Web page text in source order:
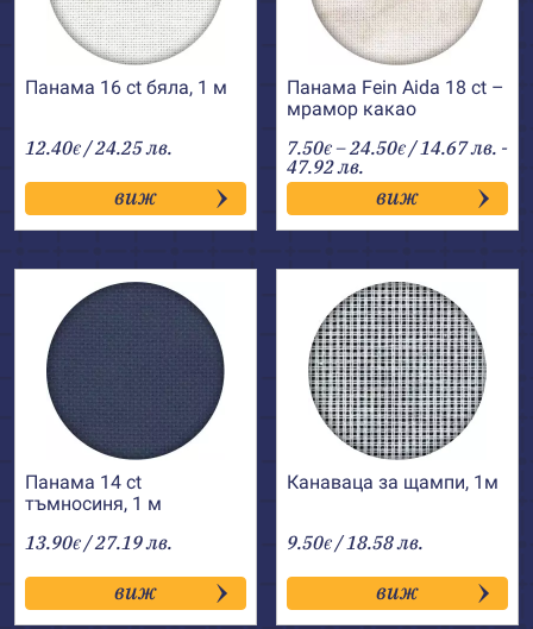
Панама 16 ct бяла, 1 м
12.40€ / 24.25 лв.
виж
Панама Fein Aida 18 ct –
мрамор какао
7.50€ –24.50€Price
range:
7.50€
through
24.50€
/ 14.67 лв. -
47.92 лв.
виж
Панама 14 ct
тъмносиня, 1 м
13.90€ / 27.19 лв.
виж
Канаваца за щампи, 1м
9.50€ / 18.58 лв.
виж